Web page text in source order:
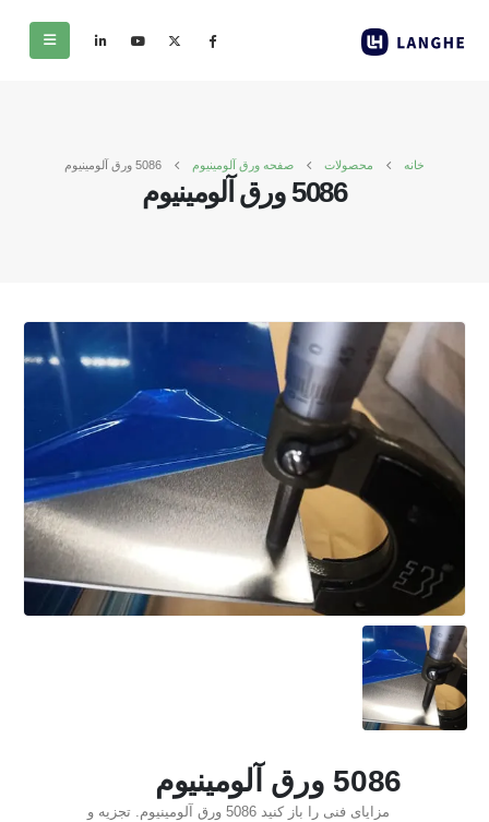
خانه محصولات صفحه ورق آلومینیوم 5086 ورق آلومینیوم
5086 ورق آلومینیوم
5086 ورق آلومینیوم
مزایای فنی را باز کنید 5086 ورق آلومینیوم. تجزیه و